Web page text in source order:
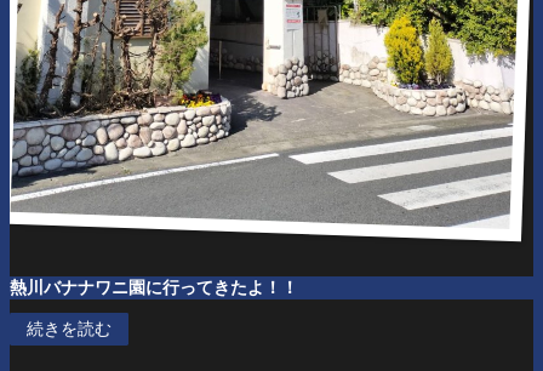
熱川バナナワニ園に行ってきたよ！！
続きを読む